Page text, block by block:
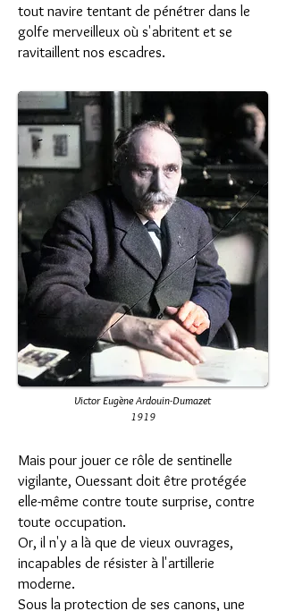
tout navire tentant de pénétrer dans le
golfe merveilleux où s'abritent et se
ravitaillent nos escadres.
Victor Eugène Ardouin-Dumazet
1919
Mais pour jouer ce rôle de sentinelle
vigilante, Ouessant doit être protégée
elle-même contre toute surprise, contre
toute occupation.
Or, il n'y a là que de vieux ouvrages,
incapables de résister à l'artillerie
moderne.
Sous la protection de ses canons, une